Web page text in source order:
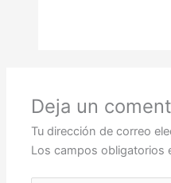
Deja un
Tu dirección de correo
Los campos obligatorios